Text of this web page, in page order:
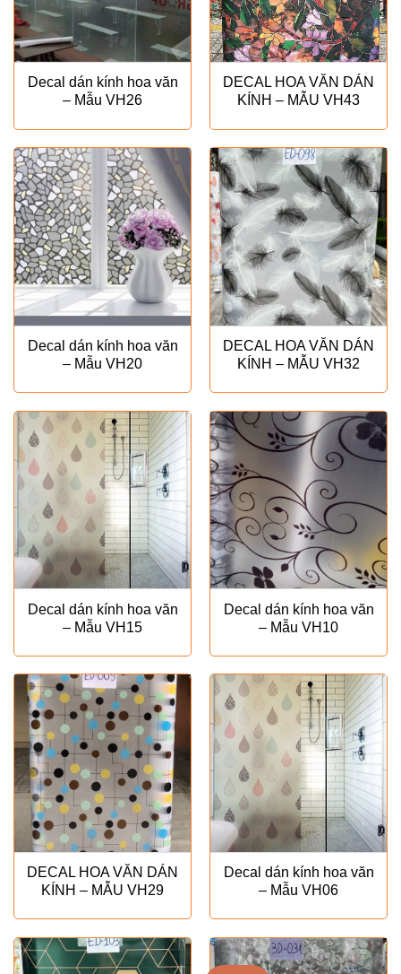
Decal dán kính hoa văn
– Mẫu VH26
DECAL HOA VĂN DÁN
KÍNH – MẪU VH43
Decal dán kính hoa văn
– Mẫu VH20
DECAL HOA VĂN DÁN
KÍNH – MẪU VH32
Decal dán kính hoa văn
– Mẫu VH15
Decal dán kính hoa văn
– Mẫu VH10
DECAL HOA VĂN DÁN
KÍNH – MẪU VH29
Decal dán kính hoa văn
– Mẫu VH06